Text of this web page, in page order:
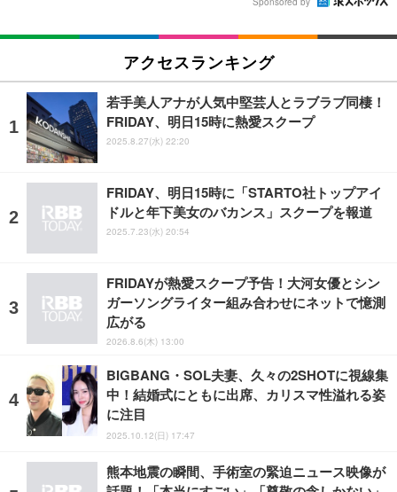
アクセスランキング
若手美人アナが人気中堅芸人とラブラブ同棲！
FRIDAY、明日15時に熱愛スクープ
2025.8.27(水) 22:20
FRIDAY、明日15時に「STARTO社トップアイ
ドルと年下美女のバカンス」スクープを報道
2025.7.23(水) 20:54
FRIDAYが熱愛スクープ予告！大河女優とシン
ガーソングライター組み合わせにネットで憶測
広がる
2026.8.6(木) 13:00
BIGBANG・SOL夫妻、久々の2SHOTに視線集
中！結婚式にともに出席、カリスマ性溢れる姿
に注目
2025.10.12(日) 17:47
熊本地震の瞬間、手術室の緊迫ニュース映像が